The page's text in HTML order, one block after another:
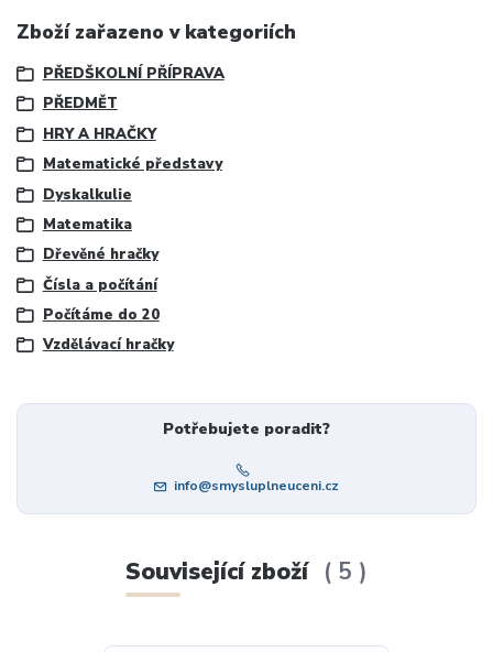
Zboží zařazeno v kategoriích
PŘEDŠKOLNÍ PŘÍPRAVA
PŘEDMĚT
HRY A HRAČKY
Matematické představy
Dyskalkulie
Matematika
Dřevěné hračky
Čísla a počítání
Počítáme do 20
Vzdělávací hračky
Potřebujete poradit?
info@smysluplneuceni.cz
Související zboží 5